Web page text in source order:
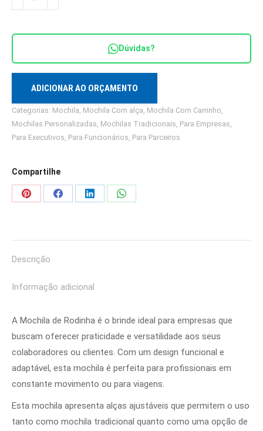
de
quantidade
Dúvidas?
ADICIONAR AO ORÇAMENTO
Categorias: Mochila, Mochila Com alça, Mochila Com Carrinho,
Mochilas Personalizadas, Mochilas Tradicionais, Para Empresas,
Para Executivos, Para Funcionários, Para Parceiros
Compartilhe
Share
Share
Share
Share
Descrição
Informação adicional
A Mochila de Rodinha é o brinde ideal para empresas que
buscam oferecer praticidade e versatilidade aos seus
colaboradores ou clientes. Com um design funcional e
adaptável, esta mochila é perfeita para profissionais em
constante movimento ou para viagens.
Esta mochila apresenta alças ajustáveis que permitem o uso
tanto como mochila tradicional quanto como uma opção de